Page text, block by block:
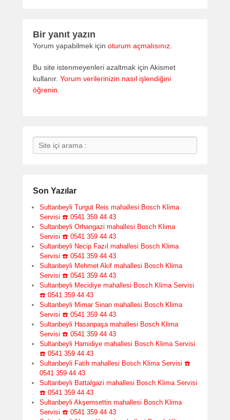
Bir yanıt yazın
Yorum yapabilmek için oturum açmalısınız
Bu site istenmeyenleri azaltmak için Akismet
kullanır. Yorum verilerinizin nasıl işlendiğini
öğrenin.
Search
Son Yazılar
Sultanbeyli Turgut Reis mahallesi Bosch Klima
Servisi ☎️ 0541 359 44 43
Sultanbeyli Orhangazi mahallesi Bosch Klima
Servisi ☎️ 0541 359 44 43
Sultanbeyli Necip Fazıl mahallesi Bosch Klima
Servisi ☎️ 0541 359 44 43
Sultanbeyli Mehmet Akif mahallesi Bosch Klima
Servisi ☎️ 0541 359 44 43
Sultanbeyli Mecidiye mahallesi Bosch Klima Servisi
☎️ 0541 359 44 43
Sultanbeyli Mimar Sinan mahallesi Bosch Klima
Servisi ☎️ 0541 359 44 43
Sultanbeyli Hasanpaşa mahallesi Bosch Klima
Servisi ☎️ 0541 359 44 43
Sultanbeyli Hamidiye mahallesi Bosch Klima Servisi
☎️ 0541 359 44 43
Sultanbeyli Fatih mahallesi Bosch Klima Servisi ☎️
0541 359 44 43
Sultanbeyli Battalgazi mahallesi Bosch Klima Servisi
☎️ 0541 359 44 43
Sultanbeyli Akşemsettin mahallesi Bosch Klima
Servisi ☎️ 0541 359 44 43